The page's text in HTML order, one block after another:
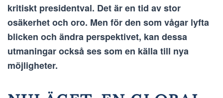
kritiskt presidentval. Det är en tid av stor
osäkerhet och oro. Men för den som vågar lyfta
blicken och ändra perspektivet, kan dessa
utmaningar också ses som en källa till nya
möjligheter.